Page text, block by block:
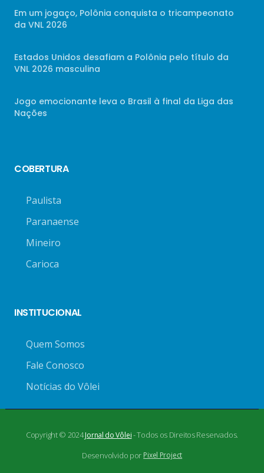
Em um jogaço, Polônia conquista o tricampeonato
da VNL 2026
Estados Unidos desafiam a Polônia pelo título da
VNL 2026 masculina
Jogo emocionante leva o Brasil à final da Liga das
Nações
COBERTURA
Paulista
Paranaense
Mineiro
Carioca
INSTITUCIONAL
Quem Somos
Fale Conosco
Notícias do Vôlei
Copyright © 2024Jornal do Vôlei- Todos os Direitos Reservados.
Desenvolvido por Pixel Project